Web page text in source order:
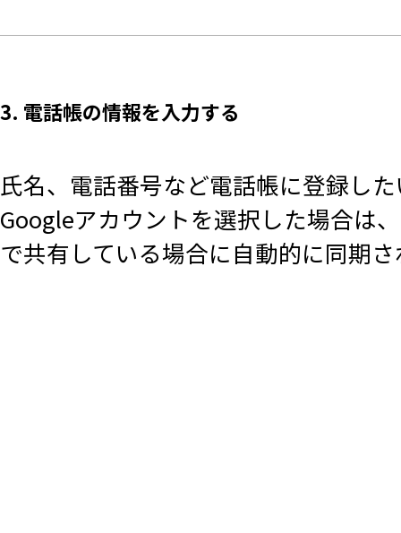
3. 電話帳の情報を入力する
氏名、電話番号など電話帳に登録し
Googleアカウントを選択した場合は
で共有している場合に自動的に同期